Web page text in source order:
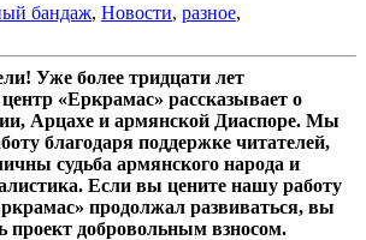
бандаж, Новости, разное,
Уже более тридцати лет
«Еркрамас» рассказывает о
Арцахе и армянской Диаспоре. Мы
благодаря поддержке читателей,
судьба армянского народа и
Если вы цените нашу работу
продолжал развиваться, вы
проект добровольным взносом.